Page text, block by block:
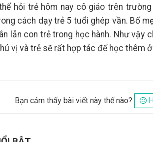
hỏi trẻ hôm nay cô giáo trên
cách dạy trẻ 5 tuổi ghép vần. Bố
lẫn con trẻ trong học hành. Như vậy
vị và trẻ sẽ rất hợp tác để học thêm
Bạn cảm thấy bài viết này thế nào?